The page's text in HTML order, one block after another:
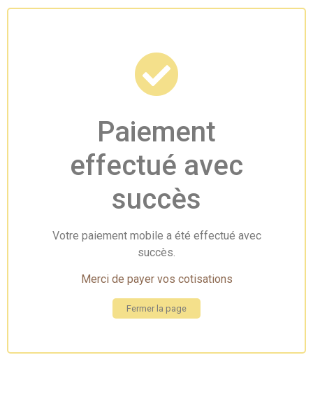
Paiement
effectué avec
succès
Votre paiement mobile a été effectué avec
succès.
Merci de payer vos cotisations
Fermer la page